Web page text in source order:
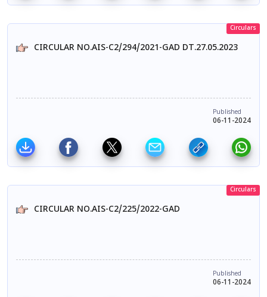
Circulars
CIRCULAR NO.AIS-C2/294/2021-GAD DT.27.05.2023
Published
06-11-2024
Circulars
CIRCULAR NO.AIS-C2/225/2022-GAD
Published
06-11-2024